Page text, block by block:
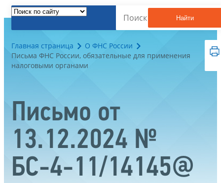
Найти
Главная страница
О ФНС России
Письма ФНС России, обязательные для применения
налоговыми органами
Письмо от
13.12.2024 №
БС-4-11/14145@